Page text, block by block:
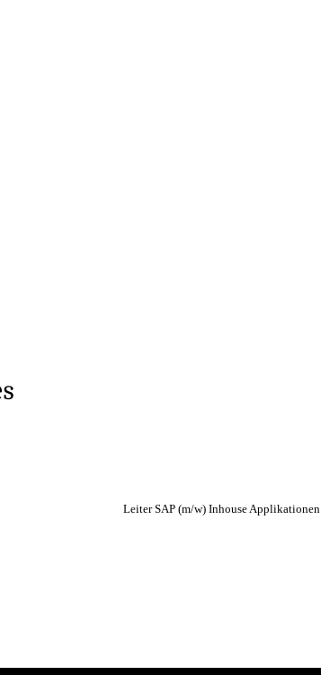
Leiter SAP (m/w) Inhouse Applikationen